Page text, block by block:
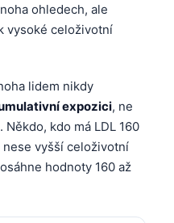
ohledech, ale
vysoké celoživotní
lidem nikdy
expozici, ne
kdo má LDL 160
vyšší celoživotní
hodnoty 160 až